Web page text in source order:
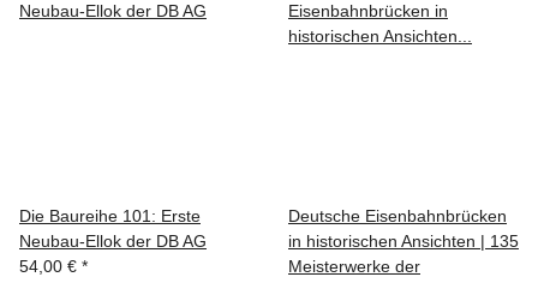
Die Baureihe 101: Erste
Neubau-Ellok der DB AG
54,00 € *
Deutsche Eisenbahnbrücken
in historischen Ansichten | 135
Meisterwerke der